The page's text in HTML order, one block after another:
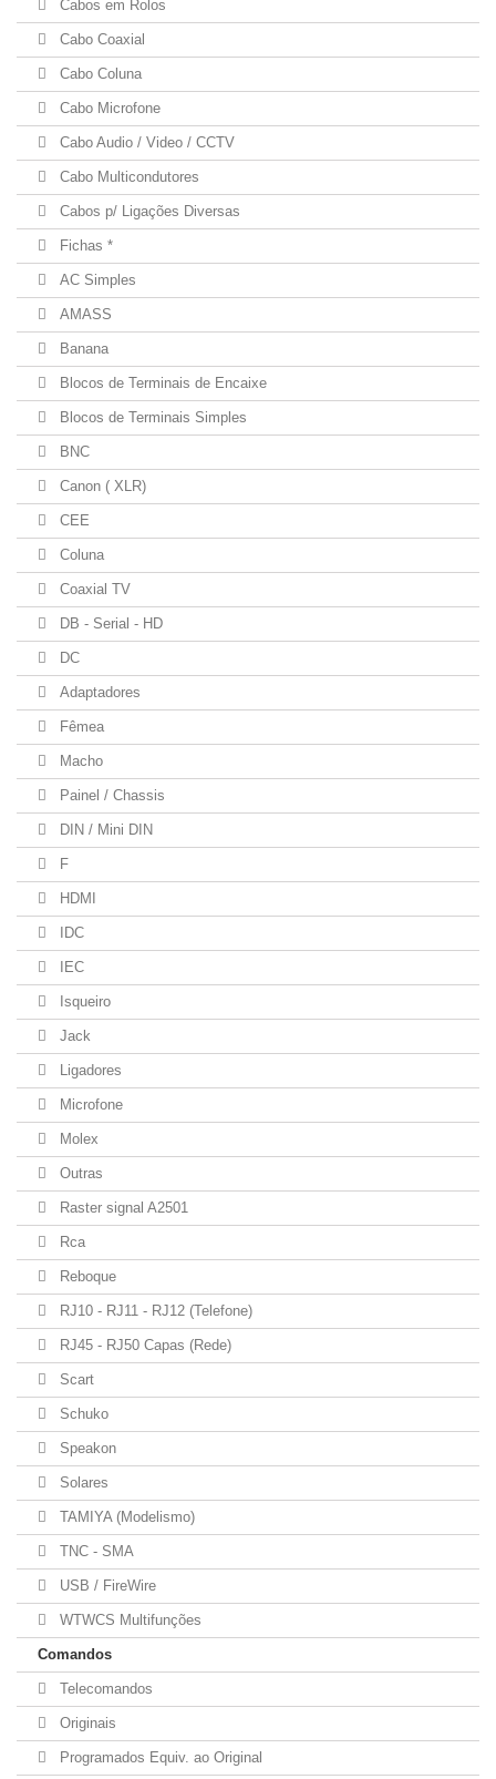
Cabos em Rolos
Cabo Coaxial
Cabo Coluna
Cabo Microfone
Cabo Audio / Video / CCTV
Cabo Multicondutores
Cabos p/ Ligações Diversas
Fichas *
AC Simples
AMASS
Banana
Blocos de Terminais de Encaixe
Blocos de Terminais Simples
BNC
Canon ( XLR)
CEE
Coluna
Coaxial TV
DB - Serial - HD
DC
Adaptadores
Fêmea
Macho
Painel / Chassis
DIN / Mini DIN
F
HDMI
IDC
IEC
Isqueiro
Jack
Ligadores
Microfone
Molex
Outras
Raster signal A2501
Rca
Reboque
RJ10 - RJ11 - RJ12 (Telefone)
RJ45 - RJ50 Capas (Rede)
Scart
Schuko
Speakon
Solares
TAMIYA (Modelismo)
TNC - SMA
USB / FireWire
WTWCS Multifunções
Comandos
Telecomandos
Originais
Programados Equiv. ao Original